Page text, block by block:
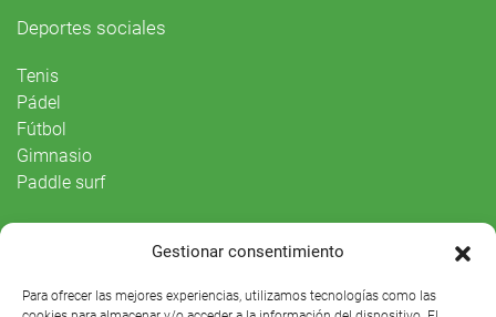
Gestionar consentimiento
Para ofrecer las mejores experiencias, utilizamos tecnologías como las
Deportes sociales
Tenis
Pádel
Fútbol
Gimnasio
Paddle surf
Agenda